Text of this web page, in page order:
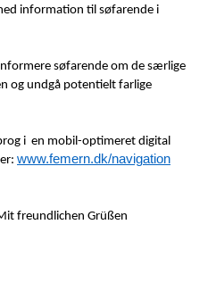
information til søfarende i
søfarende om de særlige
og undgå potentielt farlige
i en mobil-optimeret digital
www.femern.dk/navigation
freundlichen Grüßen